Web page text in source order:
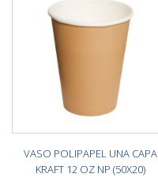
VASO POLIPAPEL UNA CAPA
KRAFT 12 OZ NP (50X20)